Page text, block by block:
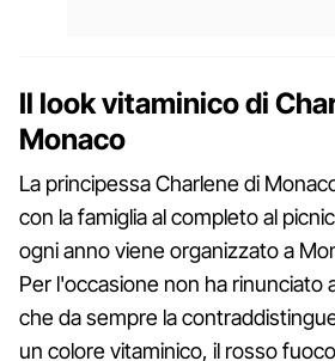
Il look vitaminico di
Monaco
La principessa Charlene di
con la famiglia al completo al
ogni anno viene organizzato a
Per l'occasione non ha rinunciato
che da sempre la
un colore vitaminico, il rosso